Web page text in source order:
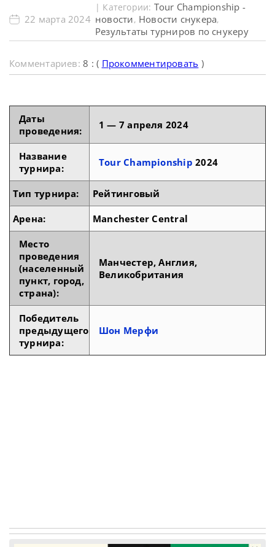
22 марта 2024
| Категории: Tour Championship -
новости, Новости снукера,
Результаты турниров по снукеру
Комментариев:8 : ( Прокомментировать )
Даты
проведения:
1 — 7 апреля 2024
Название
турнира:
Tour Championship 2024
Тип турнира: Рейтинговый
Арена: Manchester Central
Место
проведения
(населенный
пункт, город,
страна):
Манчестер, Англия,
Великобритания
Победитель
предыдущего
турнира:
Шон Мерфи